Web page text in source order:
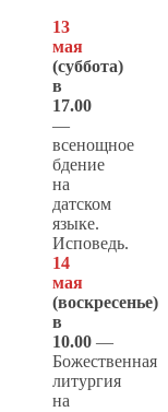
13
мая
(суббота)
в
17.00
—
всенощное
бдение
на
датском
языке.
Исповедь.
14
мая
(воскресенье)
в
10.00 —
Божественная
литургия
на